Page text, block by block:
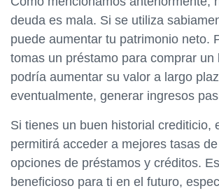
deuda es mala. Si se utiliza
puede aumentar tu patrimonio neto.
tomas un préstamo para comprar un
podría aumentar su valor a largo
eventualmente, generar ingresos
Si tienes un buen historial crediticio,
permitirá acceder a mejores tasas
opciones de préstamos y créditos.
beneficioso para ti en el futuro,